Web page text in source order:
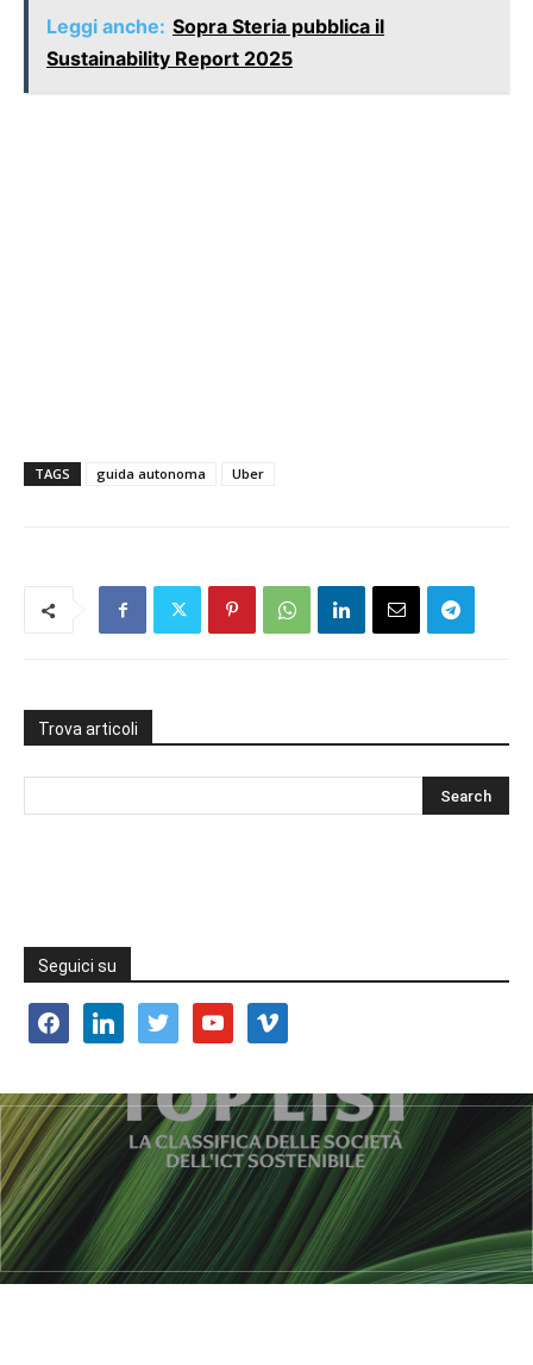
Leggi anche: Sopra Steria pubblica il
Sustainability Report 2025
TAGS guida autonoma Uber
Trova articoli
Seguici su
facebooklinkedin twitter youtube vimeo